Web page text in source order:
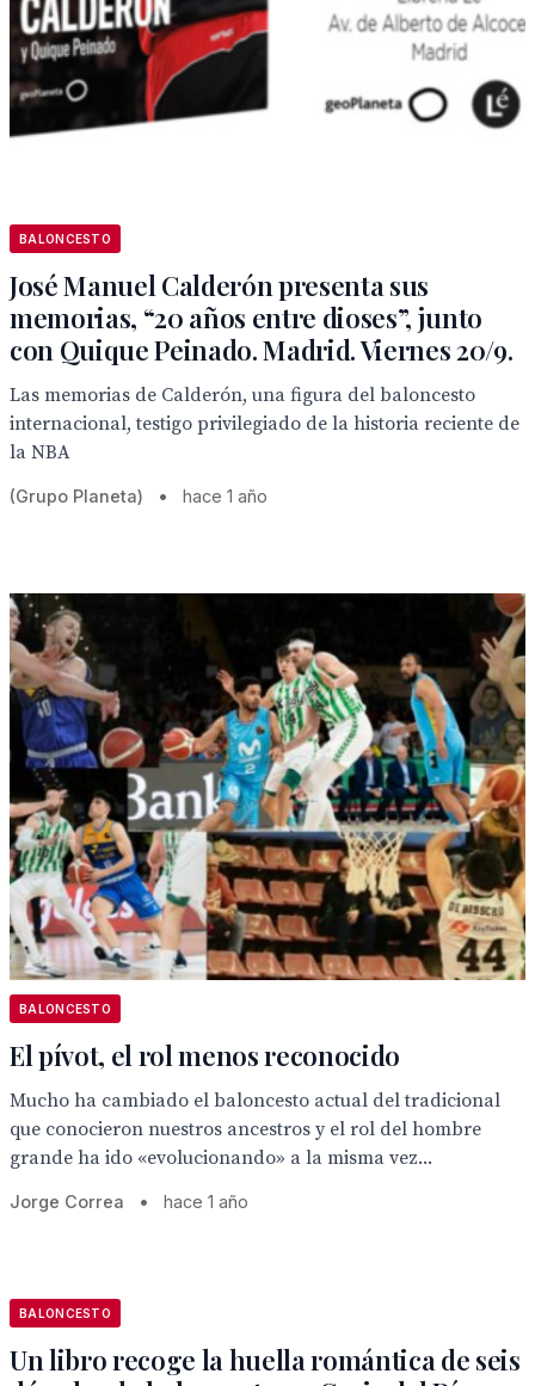
BALONCESTO
José Manuel Calderón presenta sus
memorias, “20 años entre dioses”, junto
con Quique Peinado. Madrid. Viernes 20/9.
Las memorias de Calderón, una figura del baloncesto
internacional, testigo privilegiado de la historia reciente de
la NBA
(Grupo Planeta) • hace 1 año
BALONCESTO
El pívot, el rol menos reconocido
Mucho ha cambiado el baloncesto actual del tradicional
que conocieron nuestros ancestros y el rol del hombre
grande ha ido «evolucionando» a la misma vez...
Jorge Correa • hace 1 año
BALONCESTO
Un libro recoge la huella romántica de seis